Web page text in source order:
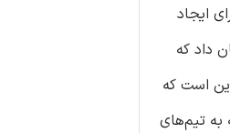
ایجاد
داد که
است که
به تیم‌‌های